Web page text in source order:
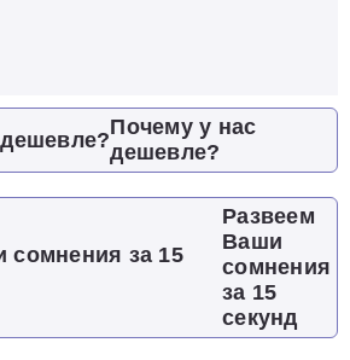
Почему у нас
дешевле?
Развеем
Ваши
сомнения
за 15
секунд